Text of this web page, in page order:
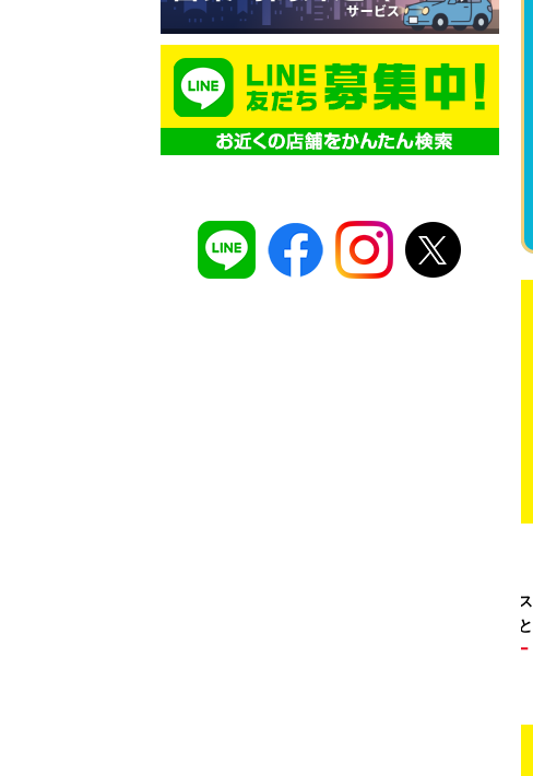
。ガソリンス
タンドや整備工場の既存インフラを活用すること
リー